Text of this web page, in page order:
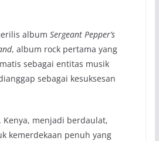
album Sergeant Pepper’s
, album rock pertama yang
sebagai entitas musik
sebagai kesuksesan
Kenya, menjadi berdaulat,
kemerdekaan penuh yang